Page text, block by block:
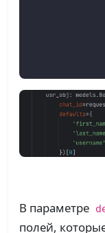
В параметре
полей,